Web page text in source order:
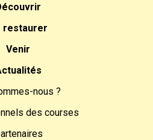
restaurer
Venir
nous ?
des courses